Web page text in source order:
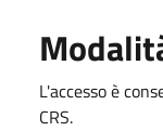
L'accesso è
CRS.